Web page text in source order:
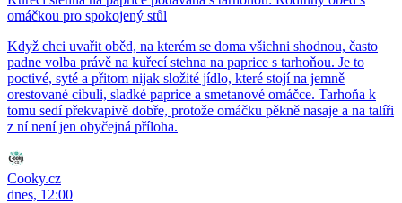
omáčkou pro spokojený stůl
Když chci uvařit oběd, na kterém se doma všichni shodnou, často
padne volba právě na kuřecí stehna na paprice s tarhoňou. Je to
poctivé, syté a přitom nijak složité jídlo, které stojí na jemně
orestované cibuli, sladké paprice a smetanové omáčce. Tarhoňa k
tomu sedí překvapivě dobře, protože omáčku pěkně nasaje a na talíři
z ní není jen obyčejná příloha.
Cooky.cz
dnes, 12:00